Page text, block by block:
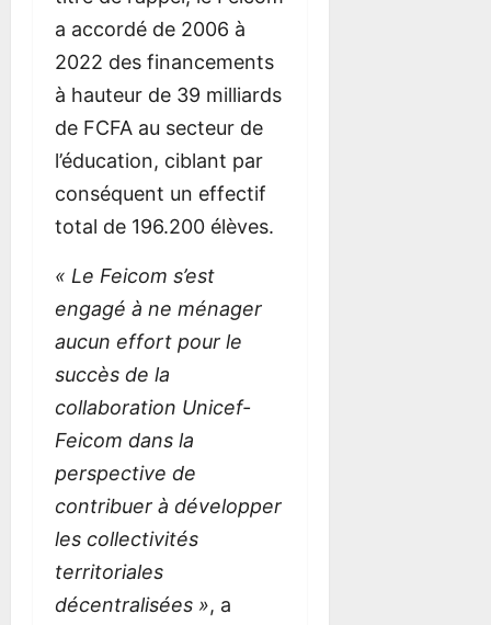
a accordé de 2006 à
2022 des financements
à hauteur de 39 milliards
de FCFA au secteur de
l’éducation, ciblant par
conséquent un effectif
total de 196.200 élèves.
« Le Feicom s’est
engagé à ne ménager
aucun effort pour le
succès de la
collaboration Unicef-
Feicom dans la
perspective de
contribuer à développer
les collectivités
territoriales
décentralisées », a